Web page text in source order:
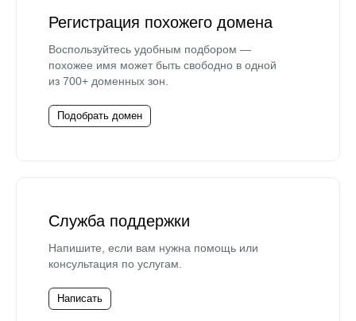
Регистрация похожего домена
Воспользуйтесь удобным подбором —
похожее имя может быть свободно в одной
из 700+ доменных зон.
Подобрать домен
Служба поддержки
Напишите, если вам нужна помощь или
консультация по услугам.
Написать